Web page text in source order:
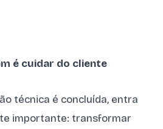
é cuidar do cliente
técnica é concluída, entra
importante: transformar